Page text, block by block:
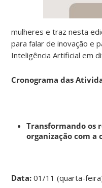
mulheres e traz nesta
para falar de inovação e
Inteligência Artificial em
Cronograma das
Transformando os
organização com
Data:01/11 (quarta-